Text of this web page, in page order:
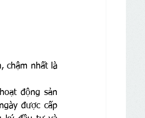
chậm nhất là
động sản
được cấp